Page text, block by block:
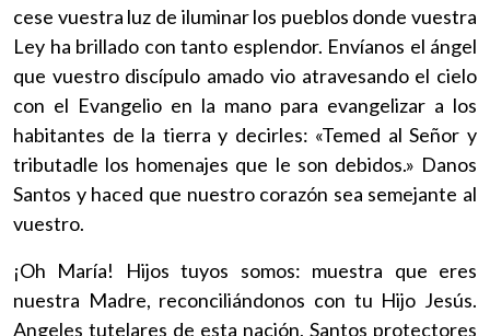
cese vuestra luz de iluminar los pueblos donde vuestra
Ley ha brillado con tanto esplendor. Envíanos el ángel
que vuestro discípulo amado vio atravesando el cielo
con el Evangelio en la mano para evangelizar a los
habitantes de la tierra y decirles: «Temed al Señor y
tributadle los homenajes que le son debidos.» Danos
Santos y haced que nuestro corazón sea semejante al
vuestro.
¡Oh María! Hijos tuyos somos: muestra que eres
nuestra Madre, reconciliándonos con tu Hijo Jesús.
Angeles tutelares de esta nación, Santos protectores